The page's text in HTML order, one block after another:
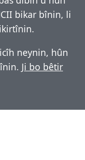
bikar bînin, li
neynin, hûn
Ji bo bêtir